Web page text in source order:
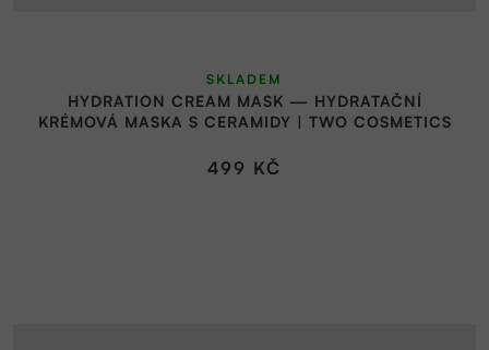
HYDRATION CREAM MASK — HYDRATAČNÍ
KRÉMOVÁ MASKA S CERAMIDY | TWO COSMETICS
SKLADEM
499 KČ